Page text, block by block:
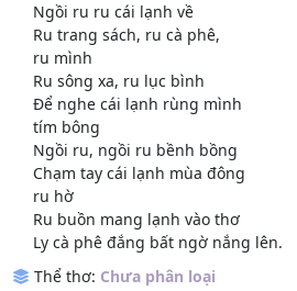
Ngồi ru ru cái lạnh về
Ru trang sách, ru cà phê,
ru mình
Ru sông xa, ru lục bình
Để nghe cái lạnh rùng mình
tím bông
Ngồi ru, ngồi ru bềnh bồng
Chạm tay cái lạnh mùa đông
ru hờ
Ru buồn mang lạnh vào thơ
Ly cà phê đắng bất ngờ nắng lên.
Thể thơ: Chưa phân loại